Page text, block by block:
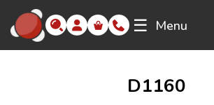
☰ Menu
D1160